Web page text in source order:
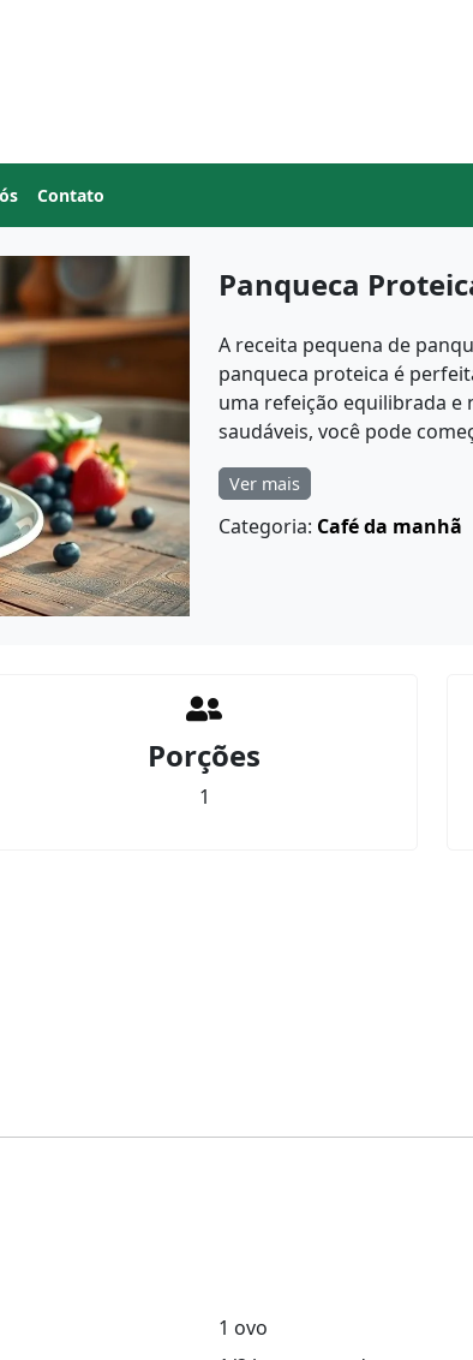
Contato
Panqueca
A receita pequena de
panqueca proteica é
uma refeição equilibrada e
saudáveis, você pode
Ver mais
Categoria: Café da manhã
Porções
1
1 ovo